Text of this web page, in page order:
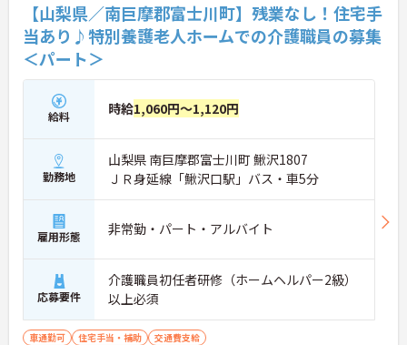
【山梨県／南巨摩郡富士川町】残業なし！住宅手
当あり♪特別養護老人ホームでの介護職員の募集
＜パート＞
給料 時給1,060円～1,120円
勤務地
山梨県 南巨摩郡富士川町 鰍沢1807
ＪＲ身延線「鰍沢口駅」バス・車5分
雇用形態 非常勤・パート・アルバイト
応募要件
介護職員初任者研修（ホームヘルパー2級）
以上必須
車通勤可 住宅手当・補助 交通費支給